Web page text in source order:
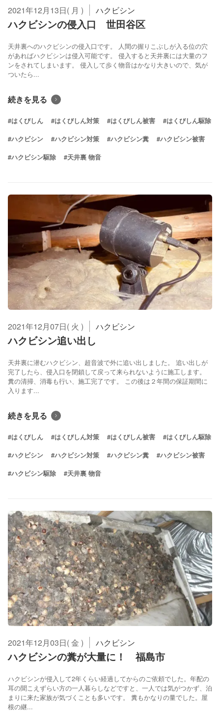
2021年12月13日( 月 ) ハクビシン
ハクビシンの侵入口 世田谷区
天井裏へのハクビシンの侵入口です。 人間の握りこぶしが入る位の穴
があればハクビシンは侵入可能です。 侵入すると天井裏には大量のフ
ンをされてしまいます。 侵入して歩く物音はかなり大きいので、気が
ついたら...
続きを見る
#はくびしん #はくびしん対策 #はくびしん被害 #はくびしん駆除
#ハクビシン #ハクビシン対策 #ハクビシン糞 #ハクビシン被害
#ハクビシン駆除 #天井裏 物音
2021年12月07日( 火 ) ハクビシン
ハクビシン追い出し
天井裏に潜むハクビシン、超音波で外に追い出しました。 追い出しが
完了したら、侵入口を閉鎖して戻って来られないように施工します。
糞の清掃、消毒も行い、施工完了です。 この後は２年間の保証期間に
入ります...
続きを見る
#はくびしん #はくびしん対策 #はくびしん被害 #はくびしん駆除
#ハクビシン #ハクビシン対策 #ハクビシン糞 #ハクビシン被害
#ハクビシン駆除 #天井裏 物音
2021年12月03日( 金 ) ハクビシン
ハクビシンの糞が大量に！ 福島市
ハクビシンが侵入して2年くらい経過してからのご依頼でした。年配の
耳の聞こえずらい方の一人暮らしなどですと、一人では気がつかず、泊
まりに来た家族が気づくことも多いです。 糞もかなりの量でした。屋
根の継...